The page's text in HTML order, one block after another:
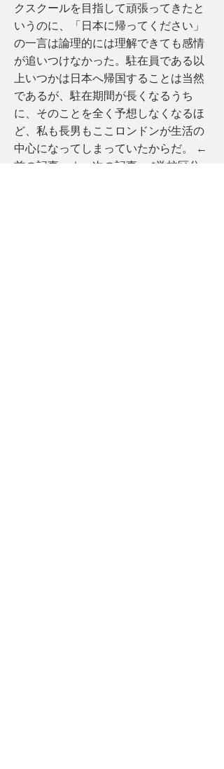
クスクールを目指して頑張ってきたと
いうのに、「日本に帰ってください」
の一言は論理的には理解できても感情
が追いつけなかった。駐在員である以
上いつかは日本へ帰国することは当然
であるが、駐在期間が長くなるうち
に、そのことを全く予想しなくなるほ
ど、私も長男もここロンドンが生活の
中心になってしまっていたからだ。 ←
前の記事 ｜ 次の記事→ *学校区分